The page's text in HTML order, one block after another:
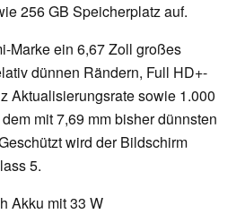
256 GB Speicherplatz auf.
Marke ein 6,67 Zoll großes
dünnen Rändern, Full HD+-
Aktualisierungsrate sowie 1.000
mit 7,69 mm bisher dünnsten
wird der Bildschirm
5.
Akku mit 33 W